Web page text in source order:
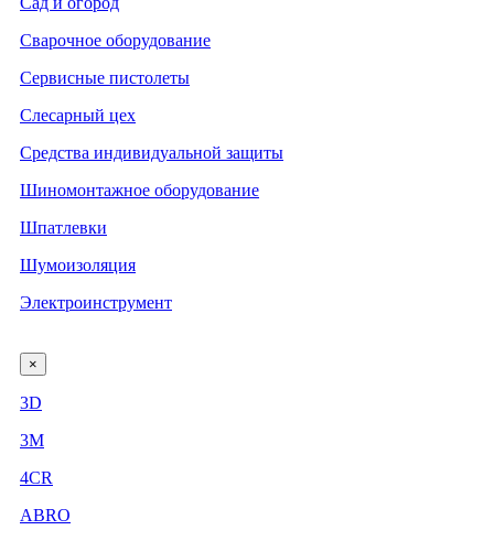
Сварочное оборудование
Сервисные пистолеты
Слесарный цех
Средства индивидуальной защиты
Шиномонтажное оборудование
Шпатлевки
Шумоизоляция
Электроинструмент
×
3D
3М
4CR
ABRO